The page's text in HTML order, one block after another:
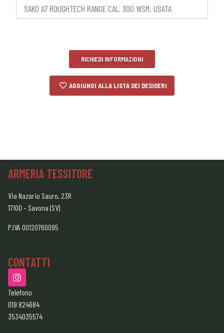
SAKO A7 ROUGHTECH RANGE CAL. 300 WSM. USATA
RICHIEDI INFORMAZIONI
AGGIUNGI ALLA LISTA DEI DESIDERI
ARMERIA TESSITORE
Via Nazario Sauro, 23R
17100 – Savona (SV)
P.IVA 00120760095
CONTATTI
Telefono
019 824684
3534035574